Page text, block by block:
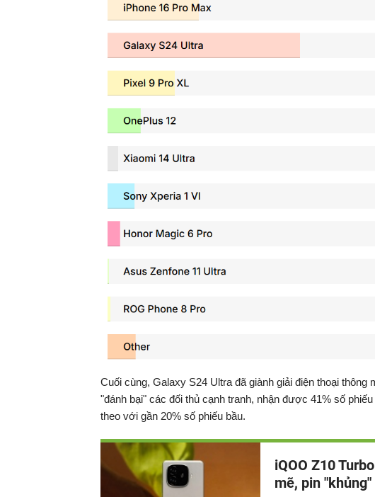
Cuối cùng, Galaxy S24 Ultra đã giành giải điện thoại
"đánh bại" các đối thủ cạnh tranh, nhận được 41% số
theo với gần 20% số phiếu bầu.
iQOO Z10
mẽ, pin